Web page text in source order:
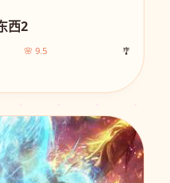
西2
🌸 9.5 🎐